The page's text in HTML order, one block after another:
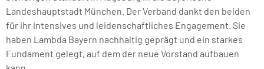
Landeshauptstadt München. Der Verband dankt den beiden
für ihr intensives und leidenschaftliches Engagement. Sie
haben Lambda Bayern nachhaltig geprägt und ein starkes
Fundament gelegt, auf dem der neue Vorstand aufbauen